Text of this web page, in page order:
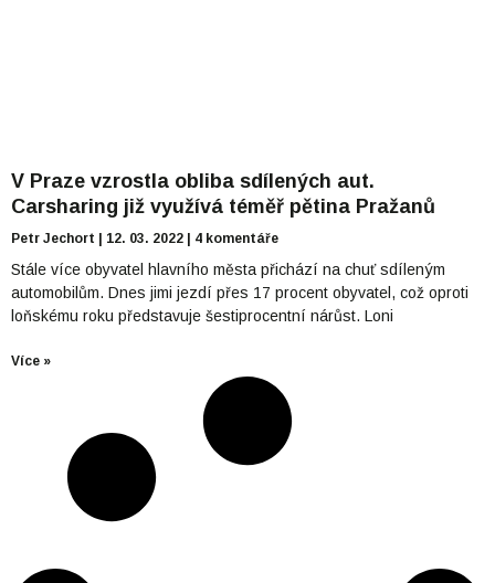
V Praze vzrostla obliba sdílených aut.
Carsharing již využívá téměř pětina Pražanů
Petr Jechort 12. 03. 2022 4 komentáře
Stále více obyvatel hlavního města přichází na chuť sdíleným
automobilům. Dnes jimi jezdí přes 17 procent obyvatel, což oproti
loňskému roku představuje šestiprocentní nárůst. Loni
Více »